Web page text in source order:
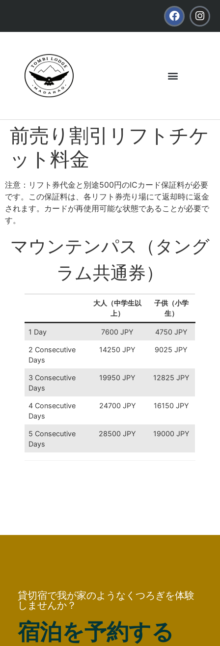
前売り割引リフトチケ
ット料金
注意：リフト券代金と別途500円のICカード保証料が必要
です。この保証料は、各リフト券売り場にて返却時に返金
されます。カードが再使用可能な状態であることが必要で
す。
マウンテンパス（タング
ラム共通券）
大人（中学生以
上）
子供（小学
生）
1 Day 7600 JPY 4750 JPY
2 Consecutive
Days
14250 JPY 9025 JPY
3 Consecutive
Days
19950 JPY 12825 JPY
4 Consecutive
Days
24700 JPY 16150 JPY
5 Consecutive
Days
28500 JPY 19000 JPY
貸切宿で我が家のようなくつろぎを体験
しませんか？
宿泊を予約する